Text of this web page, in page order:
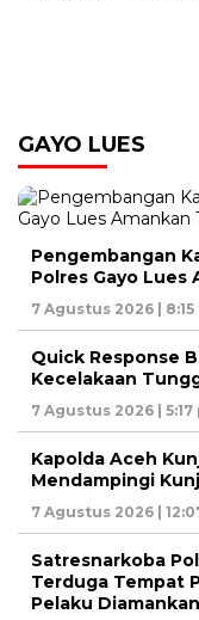
GAYO LUES
Pengembangan
Polres Gayo Lues
7 Agustus 2026 | 8:15
Quick Response
Kecelakaan
7 Agustus 2026 | 5:17
Kapolda Aceh
Mendampingi
7 Agustus 2026 |
Satresnarkoba
Terduga Tempat
Pelaku Diamankan